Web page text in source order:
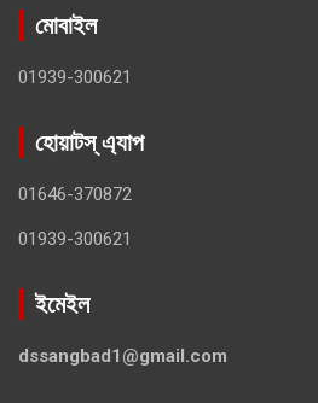
মোবাইল
01939-300621
হোয়াটস্ এ্যাপ
01646-370872
01939-300621
ইমেইল
dssangbad1@gmail.com